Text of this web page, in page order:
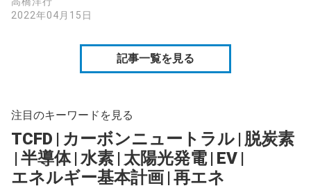
2022年04月15日
記事一覧を見る
注目のキーワードを見る
TCFD | カーボンニュートラル | 脱炭素
|半導体 |水素 | 太陽光発電 | EV |
エネルギー基本計画 |再エネ